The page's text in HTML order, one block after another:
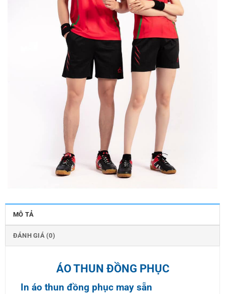
MÔ TẢ
ĐÁNH GIÁ (0)
ÁO THUN ĐỒNG PHỤC
In áo thun đồng phục may sẵn